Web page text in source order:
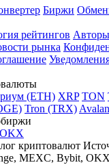
Биржи
рейтингов Авторы
рынка
(ETH) XRP TON
Tron (TRX)
OKX
криптовалют
MEXC, Bybit,